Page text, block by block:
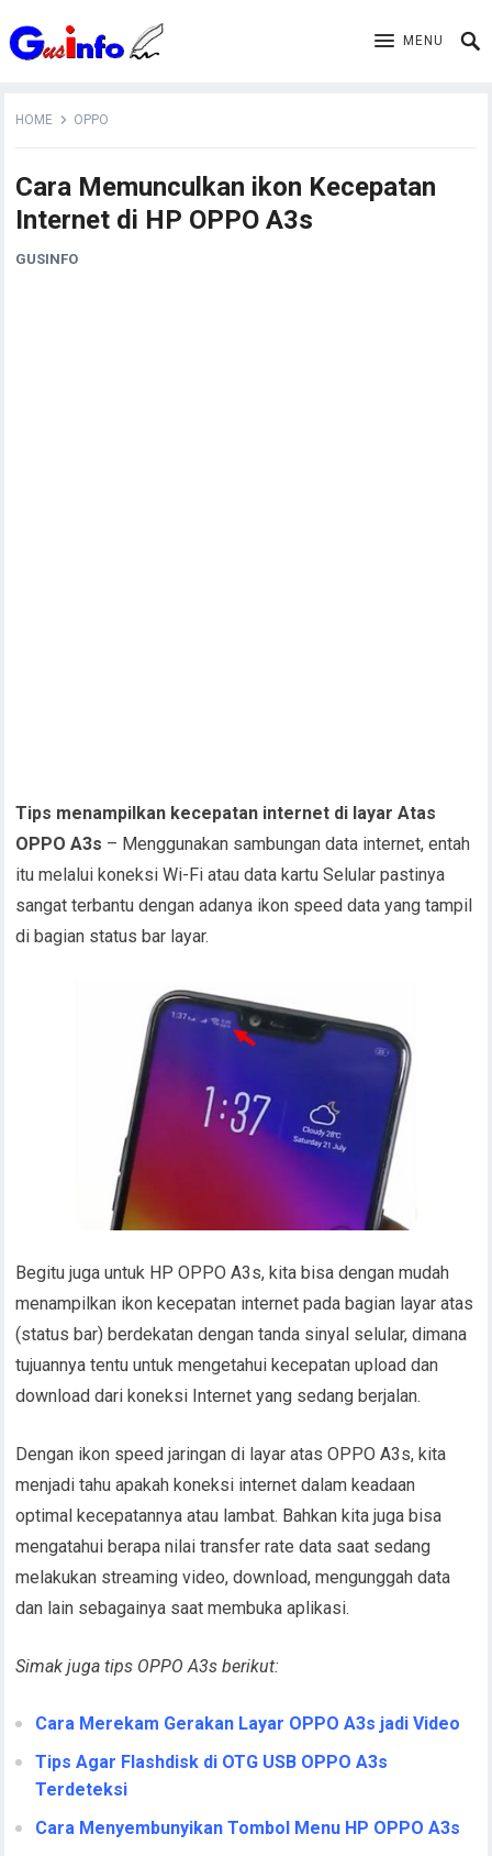
MENU
HOME OPPO
Cara Memunculkan ikon Kecepatan
Internet di HP OPPO A3s
GUSINFO
Tips menampilkan kecepatan internet di layar Atas
OPPO A3s – Menggunakan sambungan data internet, entah
itu melalui koneksi Wi-Fi atau data kartu Selular pastinya
sangat terbantu dengan adanya ikon speed data yang tampil
di bagian status bar layar.
Begitu juga untuk HP OPPO A3s, kita bisa dengan mudah
menampilkan ikon kecepatan internet pada bagian layar atas
(status bar) berdekatan dengan tanda sinyal selular, dimana
tujuannya tentu untuk mengetahui kecepatan upload dan
download dari koneksi Internet yang sedang berjalan.
Dengan ikon speed jaringan di layar atas OPPO A3s, kita
menjadi tahu apakah koneksi internet dalam keadaan
optimal kecepatannya atau lambat. Bahkan kita juga bisa
mengatahui berapa nilai transfer rate data saat sedang
melakukan streaming video, download, mengunggah data
dan lain sebagainya saat membuka aplikasi.
Simak juga tips OPPO A3s berikut:
Cara Merekam Gerakan Layar OPPO A3s jadi Video
Tips Agar Flashdisk di OTG USB OPPO A3s
Terdeteksi
Cara Menyembunyikan Tombol Menu HP OPPO A3s